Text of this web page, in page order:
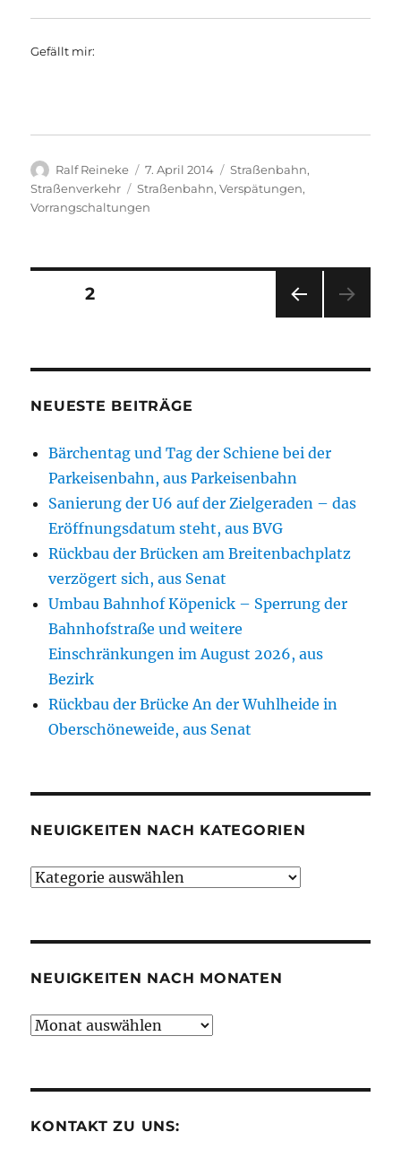
Gefällt mir:
Autor
Ralf Reineke
Veröffentlicht
am
7. April 2014 Kategorien
Straßenbahn,
Straßenverkehr
Schlagwörter
Straßenbahn,Verspätungen,
Vorrangschaltungen
Seitennummerierung
Beiträge
SEIT
SEITE2
NEUESTE BEITRÄGE
Bärchentag und Tag der Schiene bei der
Parkeisenbahn, aus Parkeisenbahn
Sanierung der U6 auf der Zielgeraden – das
Eröffnungsdatum steht, aus BVG
Rückbau der Brücken am Breitenbachplatz
verzögert sich, aus Senat
Umbau Bahnhof Köpenick – Sperrung der
Bahnhofstraße und weitere
Einschränkungen im August 2026, aus
Bezirk
Rückbau der Brücke An der Wuhlheide in
Oberschöneweide, aus Senat
NEUIGKEITEN NACH KATEGORIEN
Neuigkeiten
NEUIGKEITEN NACH MONATEN
Neuigkeiten
KONTAKT ZU UNS: